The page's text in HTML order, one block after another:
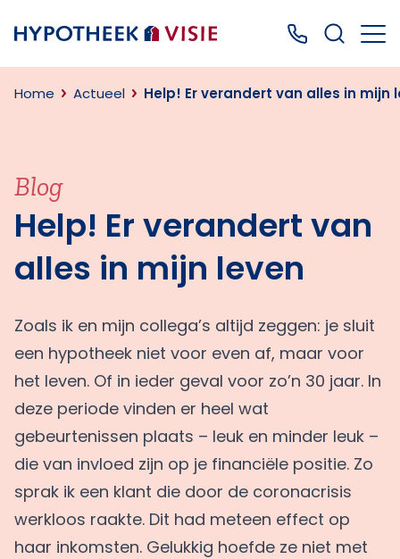
Terug naar home Bel ons: 0499
Home Actueel Help! Er verandert van alles in mijn
Blog
Help! Er verandert van
alles in mijn leven
Zoals ik en mijn collega’s altijd zeggen: je sluit
een hypotheek niet voor even af, maar voor
het leven. Of in ieder geval voor zo’n 30 jaar. In
deze periode vinden er heel wat
gebeurtenissen plaats – leuk en minder leuk –
die van invloed zijn op je financiële positie. Zo
sprak ik een klant die door de coronacrisis
werkloos raakte. Dit had meteen effect op
haar inkomsten. Gelukkig hoefde ze niet met